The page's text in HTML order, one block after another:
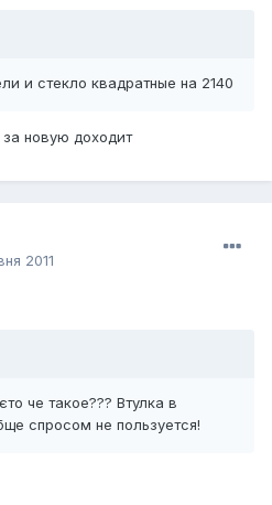
и стекло квадратные на 2140
новую доходит
2011
че такое??? Втулка в
спросом не пользуется!